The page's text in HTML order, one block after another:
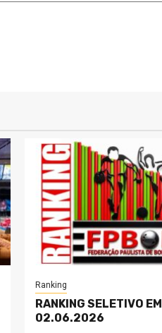
Ranking
RANKING SELETIVO EM
02.06.2026